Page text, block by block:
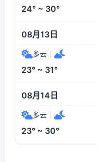
24° ~ 30°
08月13日
多云
23° ~ 31°
08月14日
多云
23° ~ 30°